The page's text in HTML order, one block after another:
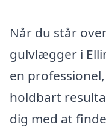
Når du står
gulvlægger i
en
holdbart
dig med at